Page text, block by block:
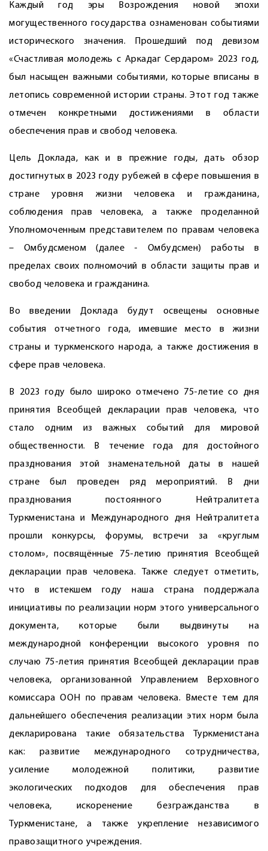
Каждый год эры Возрождения новой эпохи
могущественного государства ознаменован событиями
исторического значения. Прошедший под девизом
«Счастливая молодежь с Аркадаг Сердаром» 2023 год,
был насыщен важными событиями, которые вписаны в
летопись современной истории страны. Этот год также
отмечен конкретными достижениями в области
обеспечения прав и свобод человека.
Цель Доклада, как и в прежние годы, дать обзор
достигнутых в 2023 году рубежей в сфере повышения в
стране уровня жизни человека и гражданина,
соблюдения прав человека, а также проделанной
Уполномоченным представителем по правам человека
– Омбудсменом (далее - Омбудсмен) работы в
пределах своих полномочий в области защиты прав и
свобод человека и гражданина.
Во введении Доклада будут освещены основные
события отчетного года, имевшие место в жизни
страны и туркменского народа, а также достижения в
сфере прав человека.
В 2023 году было широко отмечено 75-летие со дня
принятия Всеобщей декларации прав человека, что
стало одним из важных событий для мировой
общественности. В течение года для достойного
празднования этой знаменательной даты в нашей
стране был проведен ряд мероприятий. В дни
празднования постоянного Нейтралитета
Туркменистана и Международного дня Нейтралитета
прошли конкурсы, форумы, встречи за «круглым
столом», посвящённые 75-летию принятия Всеобщей
декларации прав человека. Также следует отметить,
что в истекшем году наша страна поддержала
инициативы по реализации норм этого универсального
документа, которые были выдвинуты на
международной конференции высокого уровня по
случаю 75-летия принятия Всеобщей декларации прав
человека, организованной Управлением Верховного
комиссара ООН по правам человека. Вместе тем для
дальнейшего обеспечения реализации этих норм была
декларирована такие обязательства Туркменистана
как: развитие международного сотрудничества,
усиление молодежной политики, развитие
экологических подходов для обеспечения прав
человека, искоренение безгражданства в
Туркменистане, а также укрепление независимого
правозащитного учреждения.